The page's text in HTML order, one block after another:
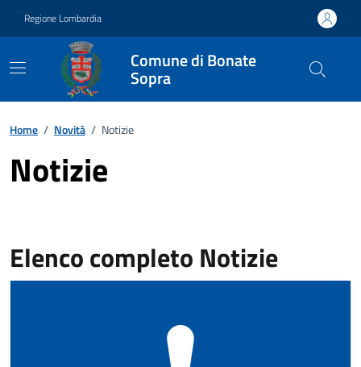
Regione Lombardia
Comune di Bonate
Sopra
Home / Novità / Notizie
Notizie
Elenco completo Notizie